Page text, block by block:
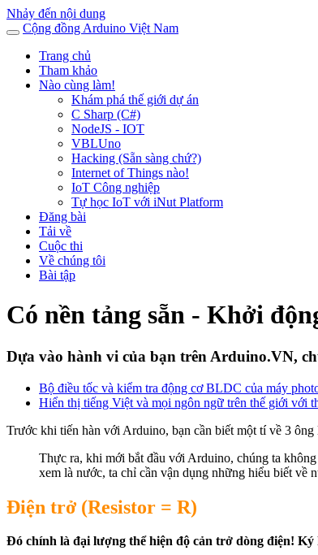
Nhảy đến nội dung
Cộng đồng Arduino Việt Nam
Trang chủ
Tham khảo
Nào cùng làm!
Khám phá thế giới dự án
C Sharp (C#)
NodeJS - IOT
VBLUno
Hacking (Sẵn sàng chứ?)
Internet of Things nào!
IoT Công nghiệp
Tự học IoT với iNut Platform
Đăng bài
Tải về
Cuộc thi
Về chúng tôi
Bài tập
Có nền tảng sẵn - Khởi
Dựa vào hành vi của bạn trên Arduino.VN,
Bộ điều tốc và kiểm tra động cơ BLDC của máy
Hiển thị tiếng Việt và mọi ngôn ngữ trên thế giới với
Trước khi tiến hàn với Arduino, bạn cần biết một tí về 3
Thực ra, khi mới bắt đầu với Arduino, chúng ta
xem là nước, ta chỉ cần vận dụng những hiểu biết về
Điện trở (Resistor = R)
Đó chính là đại lượng thể hiện độ cản trở dòng điện!